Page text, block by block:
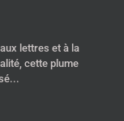
lettres et à la
cette plume